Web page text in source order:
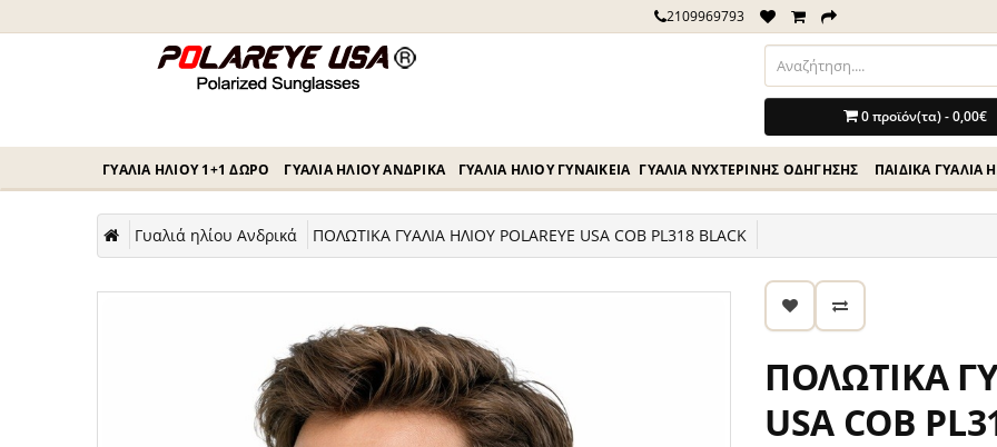
2109969793
0 προϊόν(τα) - 0,00€
ΓΥΑΛΙΆ ΗΛΊΟΥ 1+1 ΔΏΡΟ ΓΥΑΛΙΆ ΗΛΊΟΥ ΑΝΔΡΙΚΆ ΓΥΑΛΙΆ ΗΛΊΟΥ ΓΥΝΑΙΚΕΊΑ ΓΥΑΛΙΆ ΝΥΧΤΕΡΙΝΉΣ ΟΔΗΓΗΣΗΣ ΠΑΙΔΙΚΆ ΓΥΑΛΙΆ
Γυαλιά ηλίου Ανδρικά ΠΟΛΩΤΙΚΑ ΓΥΑΛΙΑ ΗΛΙΟΥ POLAREYE USA COB PL318 BLACK
ΠΟΛΩΤΙΚΑ
USA COB